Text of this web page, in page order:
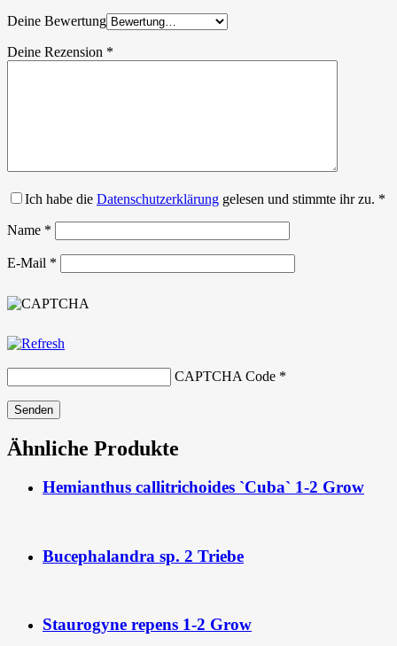
Deine Bewertung
Deine Rezension *
Ich habe die Datenschutzerklärung gelesen und stimmte ihr zu. *
Name *
E-Mail *
CAPTCHA Code *
Ähnliche Produkte
Hemianthus callitrichoides `Cuba` 1-2 Grow
Bucephalandra sp. 2 Triebe
Staurogyne repens 1-2 Grow